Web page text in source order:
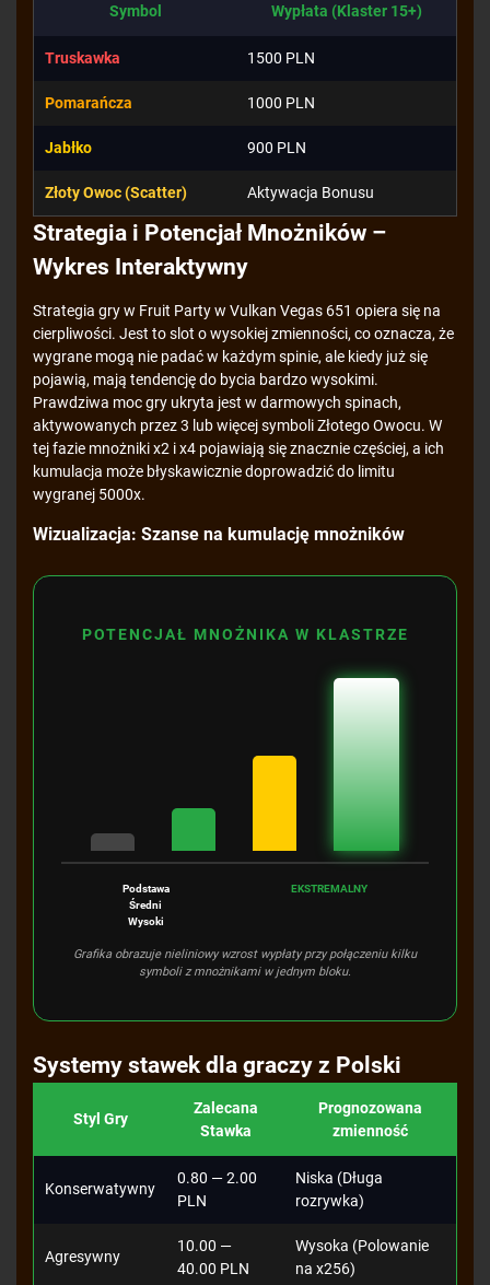
Symbol Wypłata (Klaster 15+)
Truskawka 1500 PLN
Pomarańcza 1000 PLN
Jabłko 900 PLN
Złoty Owoc (Scatter) Aktywacja Bonusu
Strategia i Potencjał Mnożników –
Wykres Interaktywny
Strategia gry w Fruit Party w Vulkan Vegas 651 opiera się na
cierpliwości. Jest to slot o wysokiej zmienności, co oznacza, że
wygrane mogą nie padać w każdym spinie, ale kiedy już się
pojawią, mają tendencję do bycia bardzo wysokimi.
Prawdziwa moc gry ukryta jest w darmowych spinach,
aktywowanych przez 3 lub więcej symboli Złotego Owocu. W
tej fazie mnożniki x2 i x4 pojawiają się znacznie częściej, a ich
kumulacja może błyskawicznie doprowadzić do limitu
wygranej 5000x.
Wizualizacja: Szanse na kumulację mnożników
POTENCJAŁ MNOŻNIKA W KLASTRZE
Podstawa
Średni
Wysoki
EKSTREMALNY
Grafika obrazuje nieliniowy wzrost wypłaty przy połączeniu kilku
symboli z mnożnikami w jednym bloku.
Systemy stawek dla graczy z Polski
Styl Gry
Zalecana
Stawka
Prognozowana
zmienność
Konserwatywny
0.80 — 2.00
PLN
Niska (Długa
rozrywka)
Agresywny
10.00 —
40.00 PLN
Wysoka (Polowanie
na x256)